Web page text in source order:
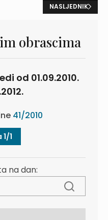
NASLJEDNIK
obrascima
od 01.09.2010.
41/2010
1
na dan: